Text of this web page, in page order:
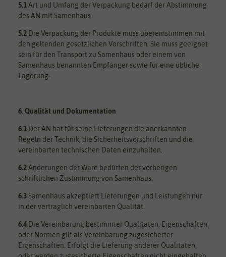
5.1Art und Umfang der Verpackung bedarf der Abstimmung
des AN mit Samenhaus.
5.2 Die Verpackung der Produkte muss übereinstimmen mit
den geltenden gesetzlichen Vorschriften. Sie muss geeignet
sein für den Transport zu Samenhaus oder einem von
Samenhaus benannten Empfänger sowie für eine übliche
Lagerung.
6. Qualität und Dokumentation
6.1 Der AN hat für seine Lieferungen die anerkannten
Regeln der Technik, die Sicherheitsvorschriften und die
vereinbarten technischen Daten einzuhalten.
6.2Änderungen der Ware bedürfen der vorherigen
schriftlichen Zustimmung von Samenhaus.
6.3 Samenhaus akzeptiert Lieferungen und Leistungen nur
in der vertraglich vereinbarten Qualität.
6.4 Die Vereinbarung bestimmter Qualitäten, Eigenschaften
oder Normen gilt als Vereinbarung zugesicherter
Eigenschaften. Erfolgt die Lieferung anderer Qualitäten